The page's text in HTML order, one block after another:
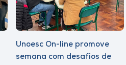
Unoesc On-line promove
semana com desafios de